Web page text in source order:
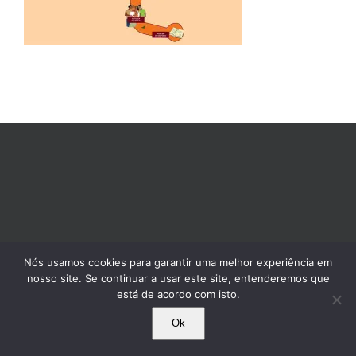
© 1995-2025 Comissão Pró-Índio de São Paulo. Todos os direitos reservados.
Nós usamos cookies para garantir uma melhor experiência em
nosso site. Se continuar a usar este site, entenderemos que
está de acordo com isto.
Ok